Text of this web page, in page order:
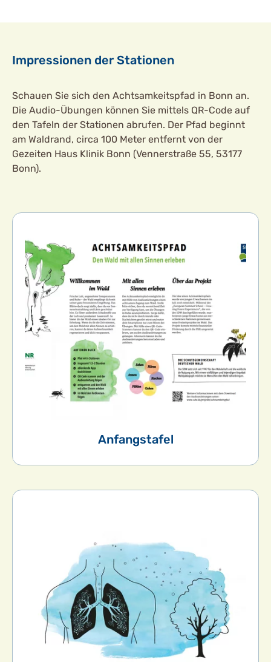
Impressionen der Stationen
Schauen Sie sich den Achtsamkeitspfad in Bonn an.
Die Audio-Übungen können Sie mittels QR-Code auf
den Tafeln der Stationen abrufen. Der Pfad beginnt
am Waldrand, circa 100 Meter entfernt von der
Gezeiten Haus Klinik Bonn (Vennerstraße 55, 53177
Bonn).
Anfangstafel